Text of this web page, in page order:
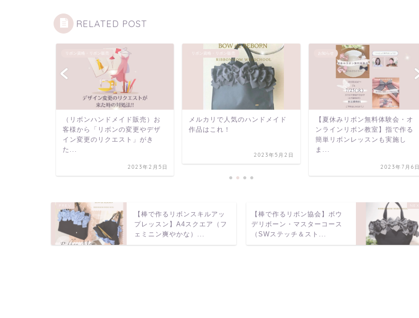
RELATED POST
リボン資格・リボン販売
（リボンハンドメイド販売）お
客様から「リボンの変更やデザ
イン変更のリクエスト」がき
た...
2023年2月5日
リボン資格・リボン販売
メルカリで人気のハンドメイド
作品はこれ！
2023年5月2日
お知らせ
【夏休みリボン無料体験会・オ
ンラインリボン教室】指で作る
簡単リボンレッスンも実施し
ま...
2023年7月6日
【棒で作るリボンスキルアッ
プレッスン】A4スクエア（フ
ェミニン爽やかな）...
【棒で作るリボン協会】ボウ
デリボーン・マスターコース
（SWステッチ＆スト...